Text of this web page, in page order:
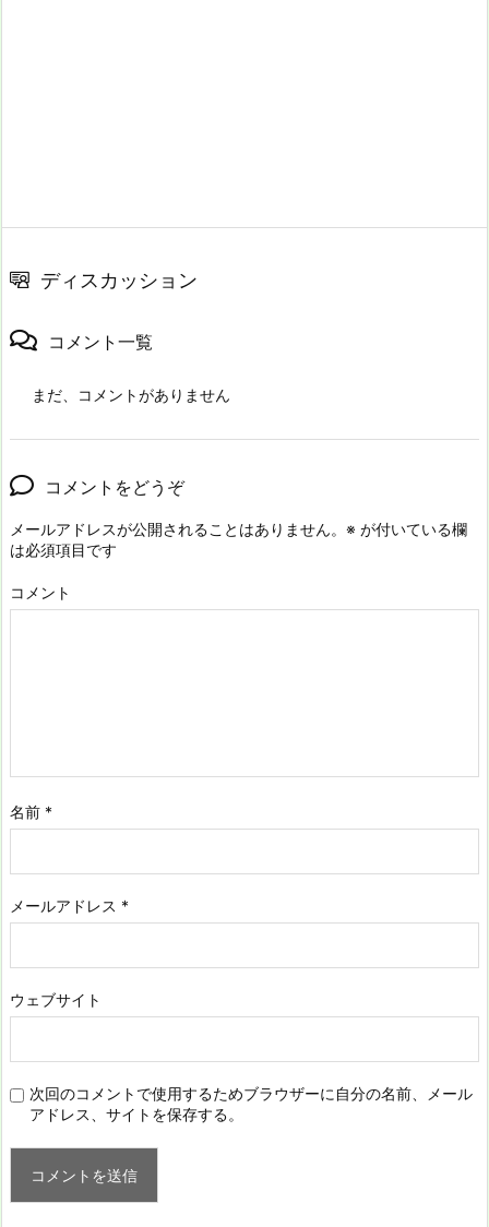
ディスカッション
コメント一覧
まだ、コメントがありません
コメントをどうぞ
メールアドレスが公開されることはありません。 ※ が付いている欄
は必須項目です
コメント
名前 *
メールアドレス *
ウェブサイト
次回のコメントで使用するためブラウザーに自分の名前、メール
アドレス、サイトを保存する。